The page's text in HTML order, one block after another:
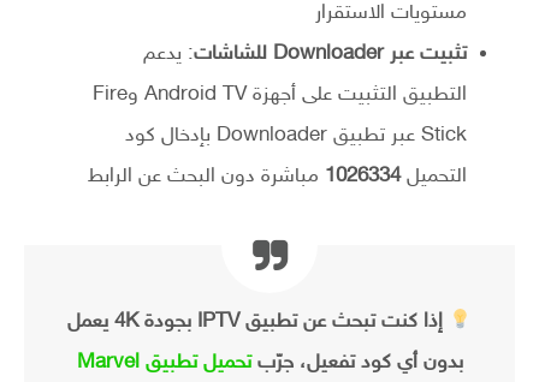
مستويات الاستقرار
تثبيت عبر Downloader للشاشات
: يدعم
التطبيق التثبيت على أجهزة Android TV وFire
Stick عبر تطبيق Downloader بإدخال كود
التحميل1026334 مباشرة دون البحث عن الرابط
إذا كنت تبحث عن تطبيق IPTV بجودة 4K يعمل
بدون أي كود تفعيل، جرّب
تحميل تطبيق Marvel